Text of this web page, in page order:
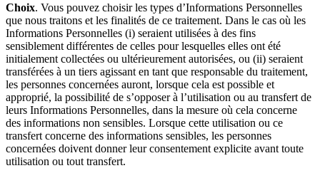
Choix. Vous pouvez choisir les types d’Informations Personnelles
que nous traitons et les finalités de ce traitement. Dans le cas où les
Informations Personnelles (i) seraient utilisées à des fins
sensiblement différentes de celles pour lesquelles elles ont été
initialement collectées ou ultérieurement autorisées, ou (ii) seraient
transférées à un tiers agissant en tant que responsable du traitement,
les personnes concernées auront, lorsque cela est possible et
approprié, la possibilité de s’opposer à l’utilisation ou au transfert de
leurs Informations Personnelles, dans la mesure où cela concerne
des informations non sensibles. Lorsque cette utilisation ou ce
transfert concerne des informations sensibles, les personnes
concernées doivent donner leur consentement explicite avant toute
utilisation ou tout transfert.